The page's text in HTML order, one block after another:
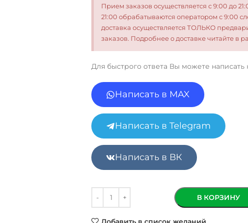
Прием заказов осуществляется с 9:00 до
21:00 обрабатываются оператором с 9:00
доставка осуществляется ТОЛЬКО
заказов. Подробнее о доставке читайте в
Для быстрого ответа Вы можете
Написать в MAX
Написать в Telegram
Написать в ВК
В КОРЗИНУ